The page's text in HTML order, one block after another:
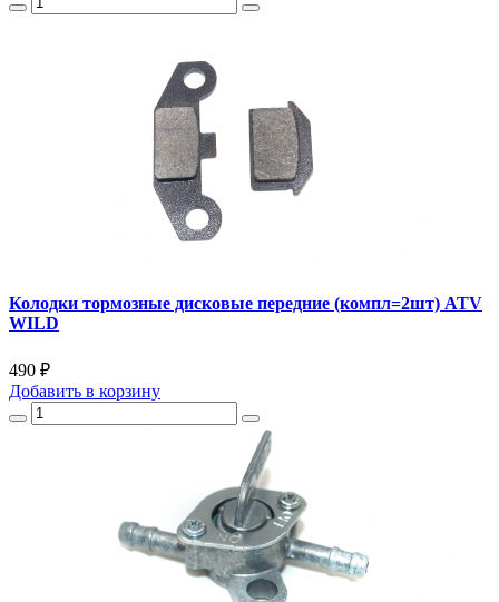
Колодки тормозные дисковые передние (компл=2шт) ATV
WILD
490 ₽
Добавить в корзину